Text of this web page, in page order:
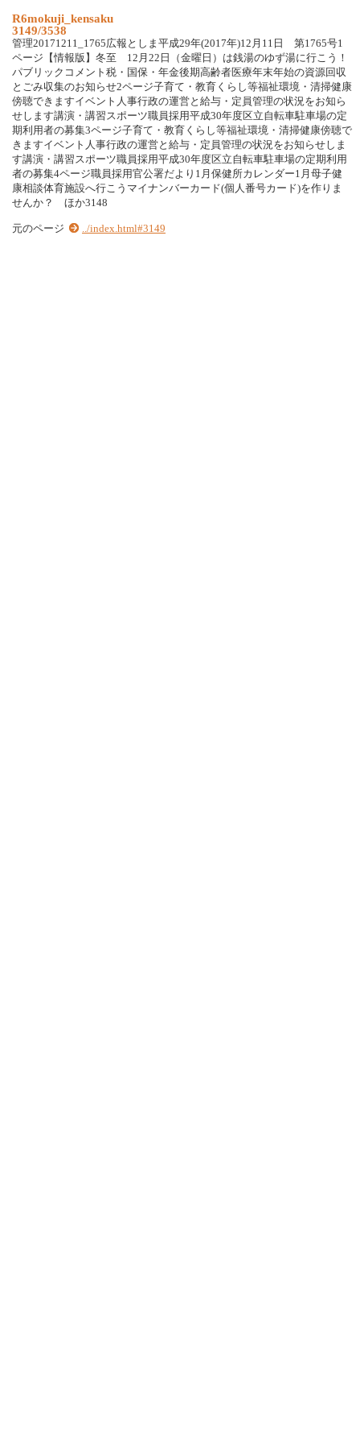
R6mokuji_kensaku
3149/3538
管理20171211_1765広報としま平成29年(2017年)12月11日 第1765号1
ページ【情報版】冬至 12月22日（金曜日）は銭湯のゆず湯に行こう！
パブリックコメント税・国保・年金後期高齢者医療年末年始の資源回収
とごみ収集のお知らせ2ページ子育て・教育くらし等福祉環境・清掃健康
傍聴できますイベント人事行政の運営と給与・定員管理の状況をお知ら
せします講演・講習スポーツ職員採用平成30年度区立自転車駐車場の定
期利用者の募集3ページ子育て・教育くらし等福祉環境・清掃健康傍聴で
きますイベント人事行政の運営と給与・定員管理の状況をお知らせしま
す講演・講習スポーツ職員採用平成30年度区立自転車駐車場の定期利用
者の募集4ページ職員採用官公署だより1月保健所カレンダー1月母子健
康相談体育施設へ行こうマイナンバーカード(個人番号カード)を作りま
せんか？ ほか3148
元のページ ../index.html#3149